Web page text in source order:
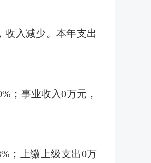
收入减少。本年支出
；事业收入0万元，
；上缴上级支出0万